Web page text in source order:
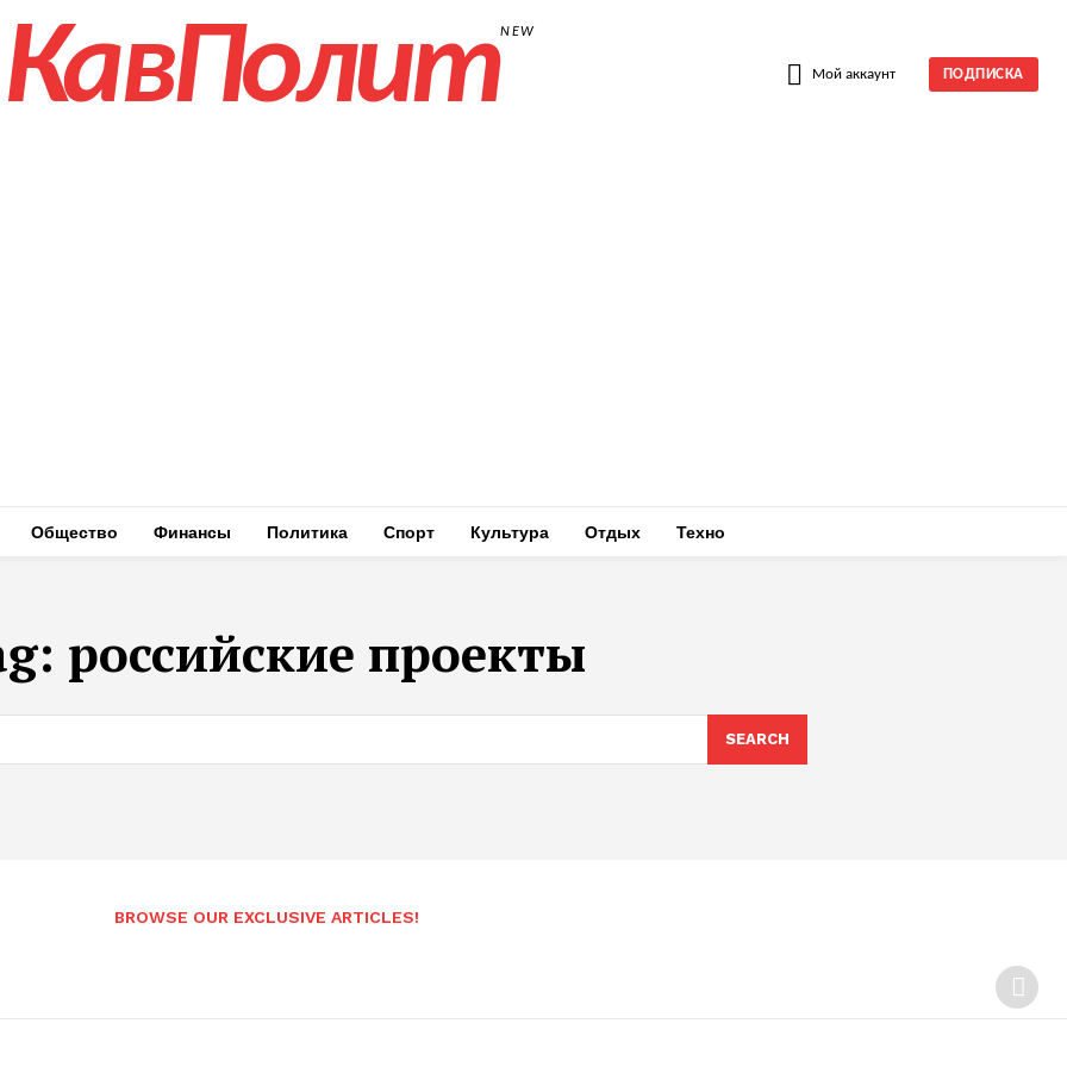
КавПолитNEW
Мой аккаунт ПОДПИСКА
Общество Финансы Политика Спорт Культура Отдых Техно
российские проекты
SEARCH
BROWSE OUR EXCLUSIVE ARTICLES!